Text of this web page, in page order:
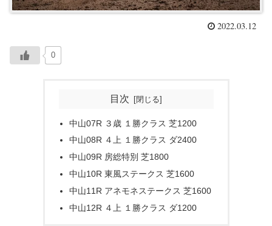
2022.03.12
0
目次
中山07R ３歳 １勝クラス 芝1200
中山08R ４上 １勝クラス ダ2400
中山09R 房総特別 芝1800
中山10R 東風ステークス 芝1600
中山11R アネモネステークス 芝1600
中山12R ４上 １勝クラス ダ1200